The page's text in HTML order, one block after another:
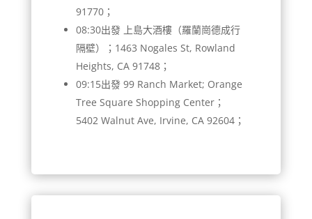
91770；
08:30出發 上島大酒樓（羅蘭崗德成行
隔壁）；1463 Nogales St, Rowland
Heights, CA 91748；
09:15出發 99 Ranch Market; Orange
Tree Square Shopping Center；
5402 Walnut Ave, Irvine, CA 92604；